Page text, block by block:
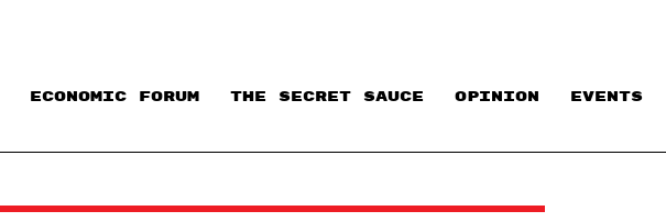
ECONOMIC FORUM THE SECRET SAUCE​ OPINION EVENTS